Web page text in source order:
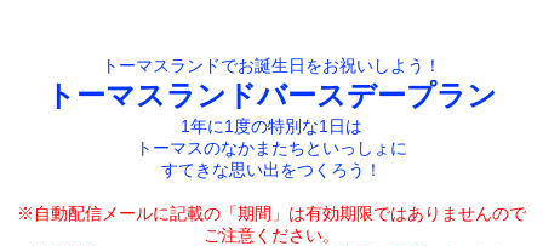
トーマスランドでお誕生日をお祝いしよう！
トーマスランドバースデープラン
1年に1度の特別な1日は
トーマスのなかまたちといっしょに
すてきな思い出をつくろう！
※自動配信メールに記載の「期間」は有効期限ではありませんので
ご注意ください。